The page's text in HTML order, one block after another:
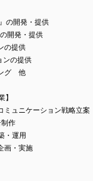
の開発・提供
開発・提供
の提供
ンの提供
グ 他
】
ミュニケーション戦略立案
作
・運用
画・実施